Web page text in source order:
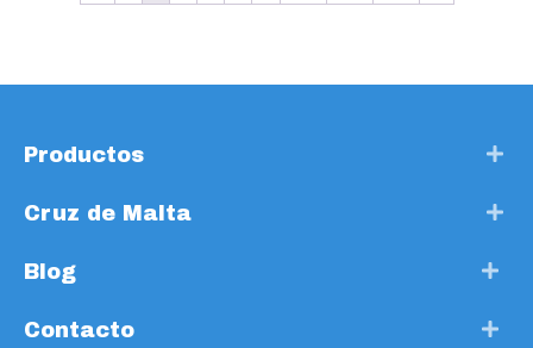
Productos
Cruz de Malta
Blog
Contacto